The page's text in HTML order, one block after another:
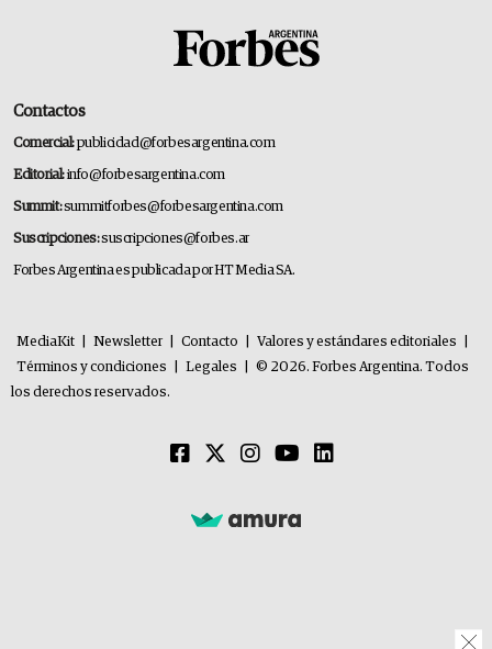
Contactos
Comercial:publicidad@forbesargentina.com
Editorial:info@forbesargentina.com
Summit:summitforbes@forbesargentina.com
Suscripciones:suscripciones@forbes.ar
Forbes Argentina es publicada por HT Media SA.
MediaKit Newsletter Contacto Valores y estándares editoriales
Términos y condiciones
Legales
© 2026. Forbes Argentina. Todos
los derechos reservados.